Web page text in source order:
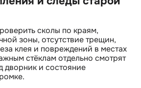
сколы по краям,
зоны, отсутствие трещин,
клея и повреждений в местах
стёклам отдельно смотрят
дворник и состояние